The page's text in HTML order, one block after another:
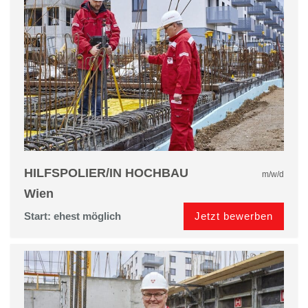
HILFSPOLIER/IN HOCHBAU m/w/d
Wien
Start: ehest möglich Jetzt bewerben